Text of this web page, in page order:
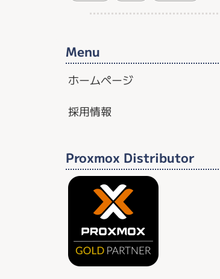
Menu
ホームページ
採用情報
Proxmox Distributor